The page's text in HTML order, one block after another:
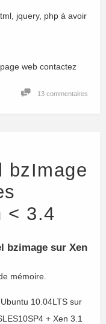
jquery, php à avoir
web contactez
13 commentaires
bzImage
< 3.4
bzimage sur Xen
mémoire.
10.04LTS sur
+ Xen 3.1